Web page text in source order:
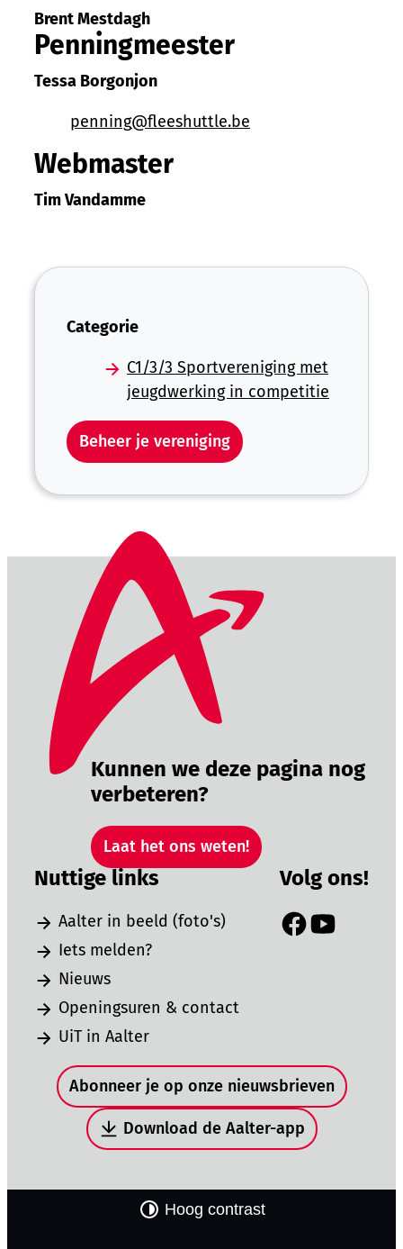
BrentMestdagh
Penningmeester
Tessa Borgonjon
E-mailpenning@fleeshuttle.be
Webmaster
TimVandamme
Categorie
C1/3/3 Sportvereniging met
jeugdwerking in competitie
Beheer je vereniging
Kunnen we deze pagina nog
verbeteren?
Laat het ons weten!
Nuttige links
Aalter in beeld (foto's)
Iets melden?
Nieuws
Openingsuren & contact
UiT in Aalter
Volg ons!
Facebook
YouTube
Snel naar
Abonneer je op onze nieuwsbrieven
Download de Aalter-app
Hoog contrast